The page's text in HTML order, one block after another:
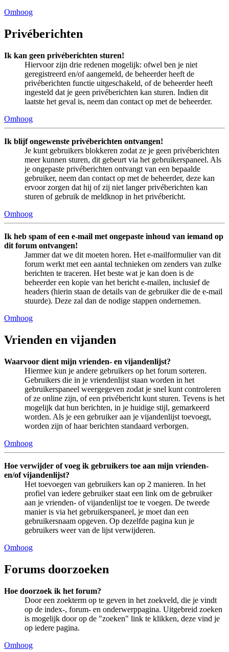
Omhoog
Privéberichten
Ik kan geen privéberichten sturen!
Hiervoor zijn drie redenen mogelijk: ofwel ben je niet
geregistreerd en/of aangemeld, de beheerder heeft de
privéberichten functie uitgeschakeld, of de beheerder heeft
ingesteld dat je geen privéberichten kan sturen. Indien dit
laatste het geval is, neem dan contact op met de beheerder.
Omhoog
Ik blijf ongewenste privéberichten ontvangen!
Je kunt gebruikers blokkeren zodat ze je geen privéberichten
meer kunnen sturen, dit gebeurt via het gebruikerspaneel. Als
je ongepaste privéberichten ontvangt van een bepaalde
gebruiker, neem dan contact op met de beheerder, deze kan
ervoor zorgen dat hij of zij niet langer privéberichten kan
sturen of gebruik de meldknop in het privébericht.
Omhoog
Ik heb spam of een e-mail met ongepaste inhoud van iemand op
dit forum ontvangen!
Jammer dat we dit moeten horen. Het e-mailformulier van dit
forum werkt met een aantal technieken om zenders van zulke
berichten te traceren. Het beste wat je kan doen is de
beheerder een kopie van het bericht e-mailen, inclusief de
headers (hierin staan de details van de gebruiker die de e-mail
stuurde). Deze zal dan de nodige stappen ondernemen.
Omhoog
Vrienden en vijanden
Waarvoor dient mijn vrienden- en vijandenlijst?
Hiermee kun je andere gebruikers op het forum sorteren.
Gebruikers die in je vriendenlijst staan worden in het
gebruikerspaneel weergegeven zodat je snel kunt controleren
of ze online zijn, of een privébericht kunt sturen. Tevens is het
mogelijk dat hun berichten, in je huidige stijl, gemarkeerd
worden. Als je een gebruiker aan je vijandenlijst toevoegt,
worden zijn of haar berichten standaard verborgen.
Omhoog
Hoe verwijder of voeg ik gebruikers toe aan mijn vrienden-
en/of vijandenlijst?
Het toevoegen van gebruikers kan op 2 manieren. In het
profiel van iedere gebruiker staat een link om de gebruiker
aan je vrienden- of vijandenlijst toe te voegen. De tweede
manier is via het gebruikerspaneel, je moet dan een
gebruikersnaam opgeven. Op dezelfde pagina kun je
gebruikers weer van de lijst verwijderen.
Omhoog
Forums doorzoeken
Hoe doorzoek ik het forum?
Door een zoekterm op te geven in het zoekveld, die je vindt
op de index-, forum- en onderwerppagina. Uitgebreid zoeken
is mogelijk door op de "zoeken" link te klikken, deze vind je
op iedere pagina.
Omhoog